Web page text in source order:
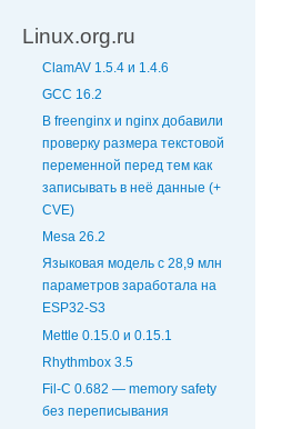
Linux.org.ru
ClamAV 1.5.4 и 1.4.6
GCC 16.2
В freenginx и nginx добавили
проверку размера текстовой
переменной перед тем как
записывать в неё данные (+
CVE)
Mesa 26.2
Языковая модель с 28,9 млн
параметров заработала на
ESP32-S3
Mettle 0.15.0 и 0.15.1
Rhythmbox 3.5
Fil-C 0.682 — memory safety
без переписывания